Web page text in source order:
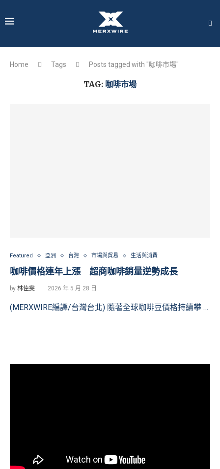
Home Tags Posts tagged with "咖啡市場"
TAG: 咖啡市場
Featured 亞洲 台灣 市場與貿易 生活與消費
咖啡價格連年上漲 超商咖啡銷量逆勢成長
by 林佳雯 2026 年 5 月 28 日
(MERXWIRE編譯/台灣台北) 隨著全球咖啡豆價格持續攀 …